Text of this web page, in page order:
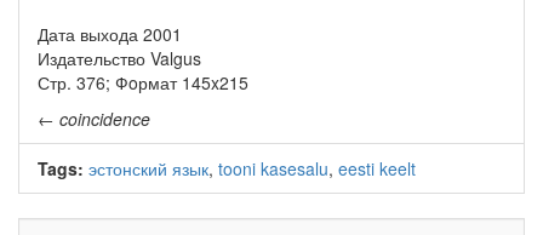
Дата выхода 2001
Издательство Valgus
Стр. 376; Фoрмат 145x215
← coincidence
Tags: эстонский язык, tooni kasesalu, eesti keelt